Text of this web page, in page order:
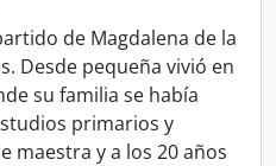
de Magdalena de la
Desde pequeña vivió en
su familia se había
primarios y
maestra y a los 20 años